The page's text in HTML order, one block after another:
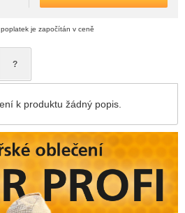
je započítán v ceně
?
k produktu žádný popis.